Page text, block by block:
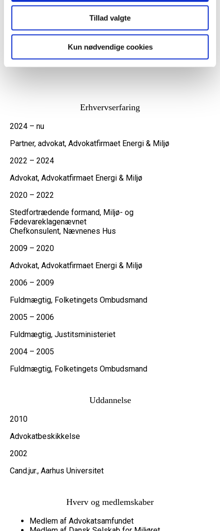
Tillad valgte
Kun nødvendige cookies
bistået en række forsyningsselskaber, kommuner og
regioner med udarbejdelsen af juridiske vurderinger om
brug af målerdata til energiplanlægningsformål mv.
arbejdsområder på kurser og seminarer.
Erhvervserfaring
2024 – nu
Partner, advokat, Advokatfirmaet Energi & Miljø
2022 – 2024
Advokat, Advokatfirmaet Energi & Miljø
2020 – 2022
Stedfortrædende formand, Miljø- og
Fødevareklagenævnet
Chefkonsulent, Nævnenes Hus
2009 – 2020
Advokat, Advokatfirmaet Energi & Miljø
2006 – 2009
Fuldmægtig, Folketingets Ombudsmand
2005 – 2006
Fuldmægtig, Justitsministeriet
2004 – 2005
Fuldmægtig, Folketingets Ombudsmand
Uddannelse
2010
Advokatbeskikkelse
2002
Cand.jur., Aarhus Universitet
Hverv og medlemskaber
Medlem af Advokatsamfundet